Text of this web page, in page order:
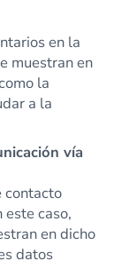
en la
muestran en
la
a la
vía
contacto
este caso,
en dicho
datos